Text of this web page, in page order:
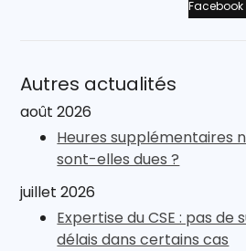
Autres actualités
août 2026
Heures supplémentaires
sont-elles dues ?
juillet 2026
Expertise du CSE : pas de
délais dans certains cas